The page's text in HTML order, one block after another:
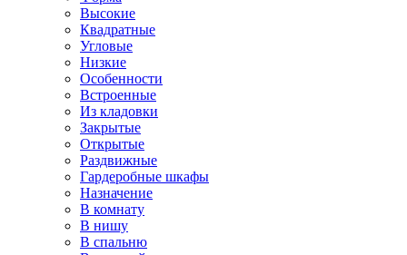
Высокие
Квадратные
Угловые
Низкие
Особенности
Встроенные
Из кладовки
Закрытые
Открытые
Раздвижные
Гардеробные шкафы
Назначение
В комнату
В нишу
В спальню